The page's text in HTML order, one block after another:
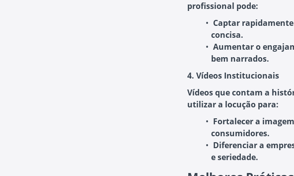
profissional pode:
Captar
concisa.
Aumentar o
bem narrados.
4. Vídeos Institucionais
Vídeos que contam a
utilizar a locução para:
Fortalecer a
consumidores.
Diferenciar a
e seriedade.